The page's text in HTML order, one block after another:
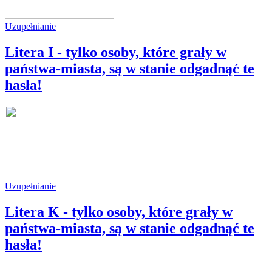
Uzupełnianie
Litera I - tylko osoby, które grały w
państwa-miasta, są w stanie odgadnąć te
hasła!
Uzupełnianie
Litera K - tylko osoby, które grały w
państwa-miasta, są w stanie odgadnąć te
hasła!